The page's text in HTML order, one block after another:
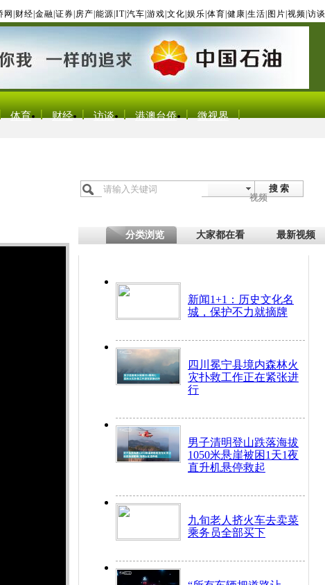
网 财经 金融 证券 房产 能源 IT| 汽车 游戏 文化 娱乐 体育 健康 生活 图片 视频 访谈
体育 财经 访谈 港澳台侨 微视界
搜 索
视频
分类浏览 大家都在看 最新视频
新闻1+1：历史文化名
城，保护不力就摘牌
四川冕宁县境内森林火
灾扑救工作正在紧张进
行
男子清明登山跌落海拔
1050米悬崖被困1天1夜
直升机悬停救起
九旬老人挤火车去卖菜
乘务员全部买下